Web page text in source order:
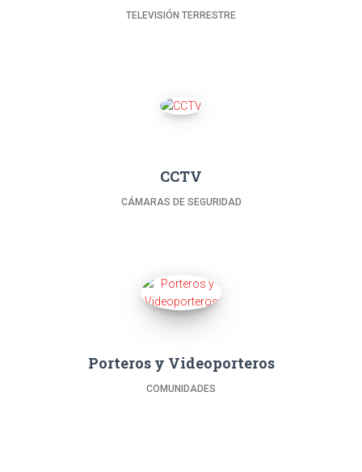
TELEVISIÓN TERRESTRE
CCTV
CÁMARAS DE SEGURIDAD
Porteros y Videoporteros
COMUNIDADES